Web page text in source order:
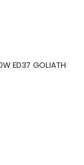
ED37 GOLIATH